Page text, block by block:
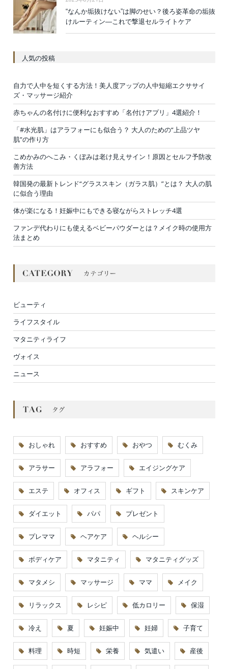
“なんか垢抜けない”は脚のせい？後ろ姿革命の垢抜
けルーティン—これで撃退セルライトケア
人気の投稿
自力で人中を短くする方法！美人度アップの人中短縮エクササイ
ズ・マッサージ紹介
赤ちゃんの名付けに便利なおすすめ「名付けアプリ」4選紹介！
「#水光肌」はアラフォーにも似合う？ 大人のための“上品ツヤ
肌”の作り方
こめかみのへこみ・くぼみは老け見えサイン！原因とセルフ予防改
善方法
韓国発の最新トレンド“グラススキン（ガラス肌）”とは？ 大人の肌
に似合う理由
体が楽になる！妊娠中にもできる寝ながらストレッチ4選
ファンデ代わりにも使えるベビーパウダーとは？メイク時の使用方
法まとめ
ビューティ
ライフスタイル
マタニティライフ
ヴォイス
ニュース
おしゃれ おすすめ おやつ むくみ
アラサー アラフォー エイジングケア
エステ オフィス ギフト スキンケア
ダイエット パパ プレゼント
プレママ ヘアケア ヘルシー
ボディケア マタニティ マタニティグッズ
マタメシ マッサージ ママ メイク
リラックス レシピ 低カロリー 保湿
冷え 夏 妊娠中 妊婦 子育て
料理 時短 栄養 気遣い 産後